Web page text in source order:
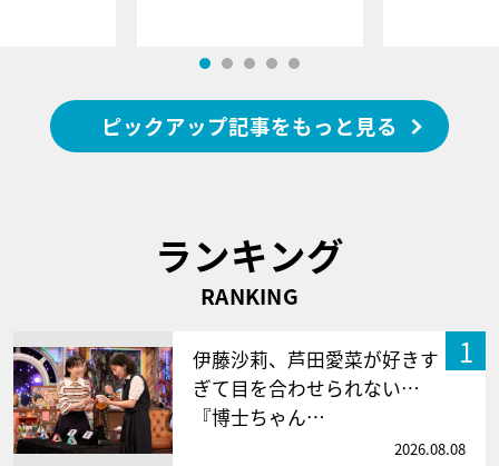
ピックアップ記事をもっと見る
ランキング
RANKING
1
伊藤沙莉、芦田愛菜が好きす
ぎて目を合わせられない…
『博士ちゃん…
2026.08.08